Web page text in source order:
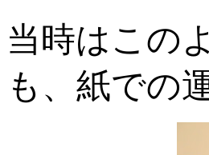
当時はこの
も、紙での